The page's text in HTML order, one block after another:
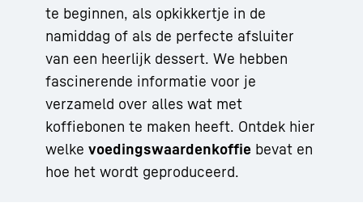
te beginnen, als opkikkertje in de
namiddag of als de perfecte afsluiter
van een heerlijk dessert. We hebben
fascinerende informatie voor je
verzameld over alles wat met
koffiebonen te maken heeft. Ontdek hier
welke voedingswaardenkoffie bevat en
hoe het wordt geproduceerd.